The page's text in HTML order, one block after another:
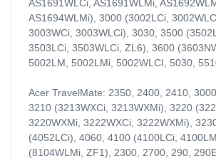
AS1691WLCi, AS1691WLMi,
AS1694WLMi), 3000 (3002LCi,
3003WCi, 3003WLCi), 3030, 3500
3503LCi, 3503WLCi, ZL6), 3600
5002LM, 5002LMi, 5002WLCI, 5030,
Acer TravelMate: 2350, 2400, 2410,
3210 (3213WXCi, 3213WXMi), 3220
3220WXMi, 3222WXCi, 3222WXMi),
(4052LCi), 4060, 4100 (4100LCi,
(8104WLMi, ZF1), 2300, 2700, 290,